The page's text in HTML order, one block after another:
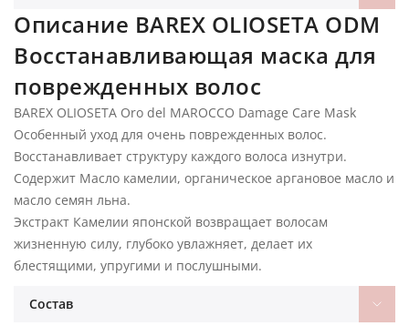
Описание BAREX OLIOSETA ODM
Восстанавливающая маска для
поврежденных волос
BAREX OLIOSETA Oro del MAROCCO Damage Care Mask
Особенный уход для очень поврежденных волос.
Восстанавливает структуру каждого волоса изнутри.
Содержит Масло камелии, органическое аргановое масло и
масло семян льна.
Экстракт Камелии японской возвращает волосам
жизненную силу, глубоко увлажняет, делает их
блестящими, упругими и послушными.
Состав